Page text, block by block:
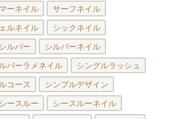
ーネイル サーフネイル
ルネイル シックネイル
シルバー シルバーネイル
バーラメネイル シングルラッシュ
コース シンプルデザイン
シースルー シースルーネイル